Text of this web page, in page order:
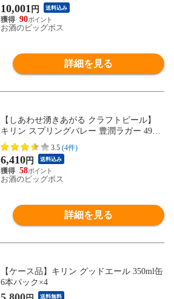
10,001 円 送料込み
90
お酒のビッグボス
詳細を見る
【しあわせ湧きあがる クラフトビール】
キリン スプリングバレー 豊潤ラガー 496 3
50ml×1ケース/24本《024》『IAS』【本州
のみ 送料無料】SPRING VALLEY BREWE
RY
3.5 (4件)
6,410円 送料込み
58
お酒のビッグボス
詳細を見る
【ケース品】キリン グッドエール 350ml缶
6本パック×4
送料無料